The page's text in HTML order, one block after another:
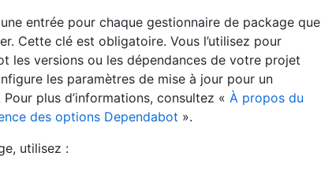
entrée pour chaque gestionnaire de package que
Cette clé est obligatoire. Vous l’utilisez pour
les versions ou les dépendances de votre projet
les paramètres de mise à jour pour un
plus d’informations, consultez « À propos du
des options Dependabot ».
utilisez :